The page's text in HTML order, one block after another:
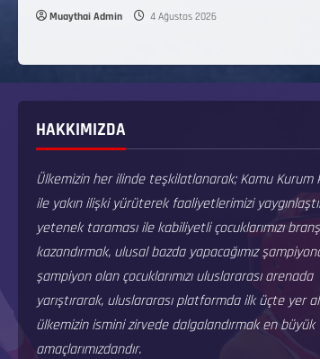
Muaythai Admin 4 Ağustos 2026
HAKKIMIZDA
Ülkemizin her ilinde teşkilatlanarak; Kamu Kurum
ile yakın ilişki yürüterek faaliyetlerimizi
yetenek taraması ile kabiliyetli çocuklarımızı
kazandırmak, ulusal bazda yapacağımız
şampiyon olan çocuklarımızı uluslararası arenada
yarıştırarak, uluslararası platformda ilk üçte yer
ülkemizin ismini zirvede dalgalandırmak en büyük
amaçlarımızdandır.